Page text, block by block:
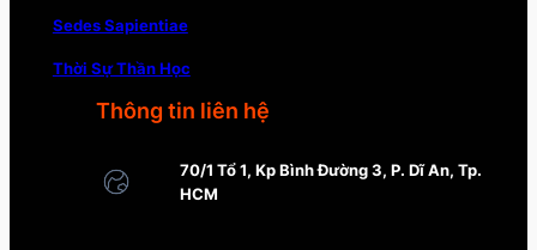
Sedes Sapientiae
Thời Sự Thần Học
Thông tin liên hệ
70/1 Tổ 1, Kp Bình Đường 3, P. Dĩ An, Tp.
HCM